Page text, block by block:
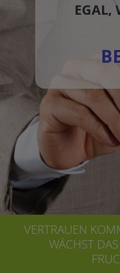
EGAL,
VERTRAUEN
WÄCHST